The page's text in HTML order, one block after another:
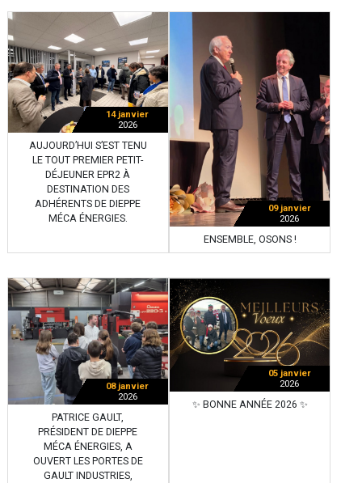
14 janvier
2026
AUJOURD’HUI S’EST TENU
LE TOUT PREMIER PETIT-
DÉJEUNER EPR2 À
DESTINATION DES
ADHÉRENTS DE DIEPPE
MÉCA ÉNERGIES.
09 janvier
2026
ENSEMBLE, OSONS !
08 janvier
2026
PATRICE GAULT,
PRÉSIDENT DE DIEPPE
MÉCA ÉNERGIES, A
OUVERT LES PORTES DE
GAULT INDUSTRIES,
05 janvier
2026
✨ BONNE ANNÉE 2026 ✨